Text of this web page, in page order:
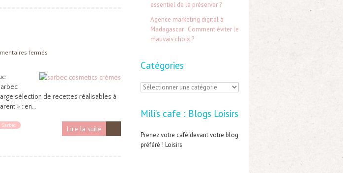
fermés
sélection de recettes réalisables à
» : en…
Lire la suite
Sarbec
essentiel de la préserver ?
Agence marketing digital à
Madagascar : Comment éviter le
mauvais choix ?
Catégories
C
t
é
g
Mili’s cafe : Blogs Loisirs
Prenez votre café devant votre blog
préféré ! Loisirs